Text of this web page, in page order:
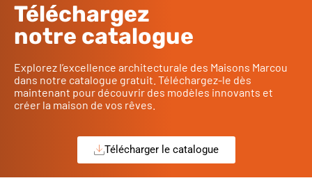
Téléchargez
notre catalogue
Explorez l’excellence architecturale des Maisons Marcou
dans notre catalogue gratuit. Téléchargez-le dès
maintenant pour découvrir des modèles innovants et
créer la maison de vos rêves.
Télécharger le catalogue